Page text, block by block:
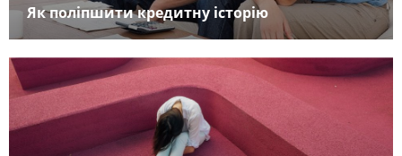
Як поліпшити кредитну історію